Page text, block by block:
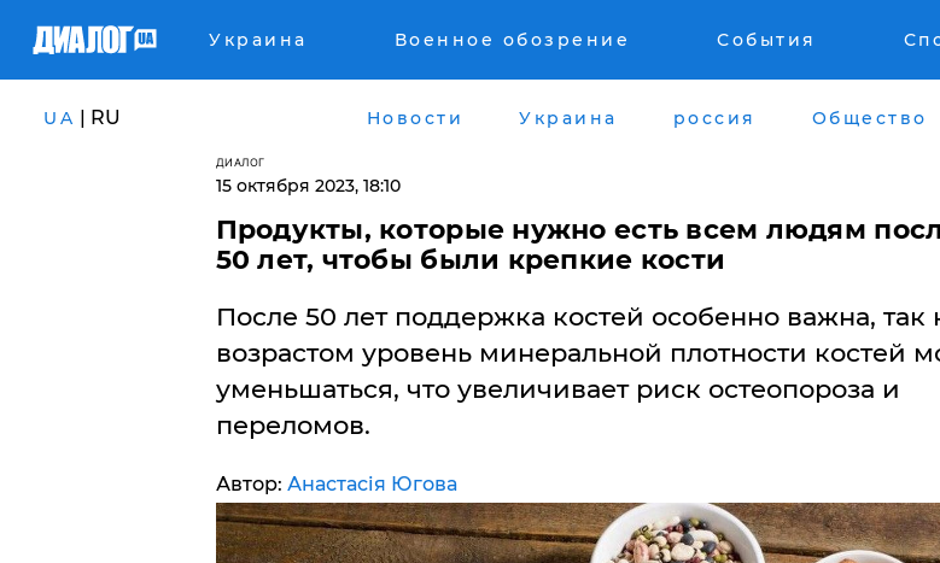
Украина Военное обозрение События
UA | RU Новости Украина россия Общество
ДИАЛОГ
15 октября 2023, 18:10
Продукты, которые нужно есть всем людям
50 лет, чтобы были крепкие кости
После 50 лет поддержка костей особенно важна, так
возрастом уровень минеральной плотности костей
уменьшаться, что увеличивает риск остеопороза и
переломов.
Автор: Анастасія Югова